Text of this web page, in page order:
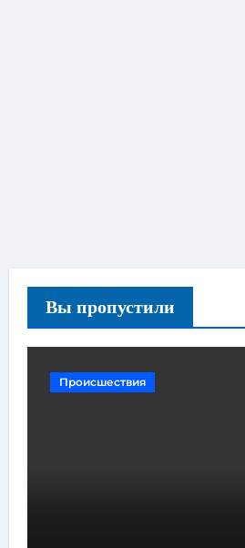
Вы пропустили
Происшествия